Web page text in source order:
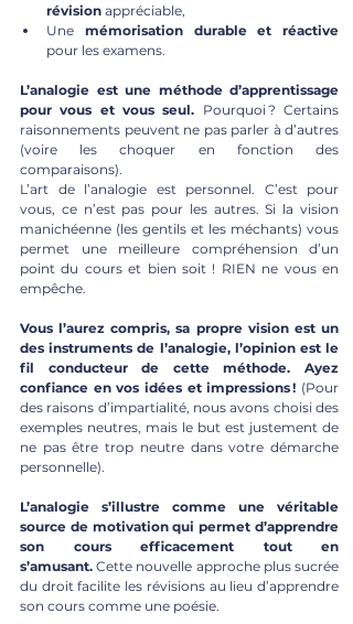
révision appréciable,
Une
pour les examens.
L’analogie est une méthode d’apprentissage
pour vous et vous seul. Pourquoi ? Certains
raisonnements peuvent ne pas parler à d’autres
(voire les choquer en fonction des
comparaisons).
L’art de l’analogie est personnel. C’est pour
vous, ce n’est pas pour les autres. Si la vision
manichéenne (les gentils et les méchants) vous
permet une meilleure compréhension d’un
point du cours et bien soit ! RIEN ne vous en
empêche.
Vous l’aurez compris, sa propre vision est un
des instruments de l’analogie, l’opinion est le
fil conducteur de cette méthode. Ayez
confiance en vos idées et impressions ! (Pour
des raisons d’impartialité, nous avons choisi des
exemples neutres, mais le but est justement de
ne pas être trop neutre dans votre démarche
personnelle).
L’analogie s’illustre comme une véritable
source de motivation qui permet d’apprendre
son cours efficacement tout en
s’amusant. Cette nouvelle approche plus sucrée
du droit facilite les révisions au lieu d’apprendre
son cours comme une poésie.